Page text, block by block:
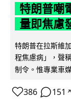
特朗普嘲
量即焦慮
特朗普在拉斯維
程焦慮病」，聲
制令。惟專業車
386 151 ↗